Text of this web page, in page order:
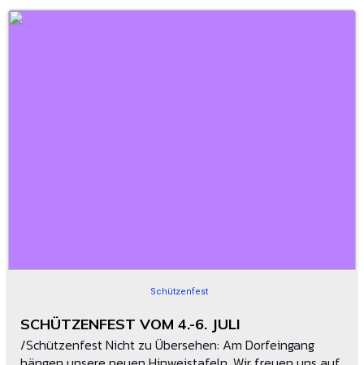
Schützenfest
SCHÜTZENFEST VOM 4.-6. JULI
/Schützenfest Nicht zu Übersehen: Am Dorfeingang